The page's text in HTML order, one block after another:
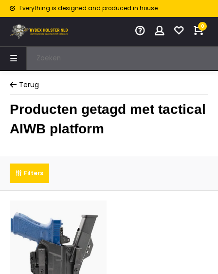
Everything is designed and produced in house
0
Terug
Producten getagd met tactical
AIWB platform
Filters